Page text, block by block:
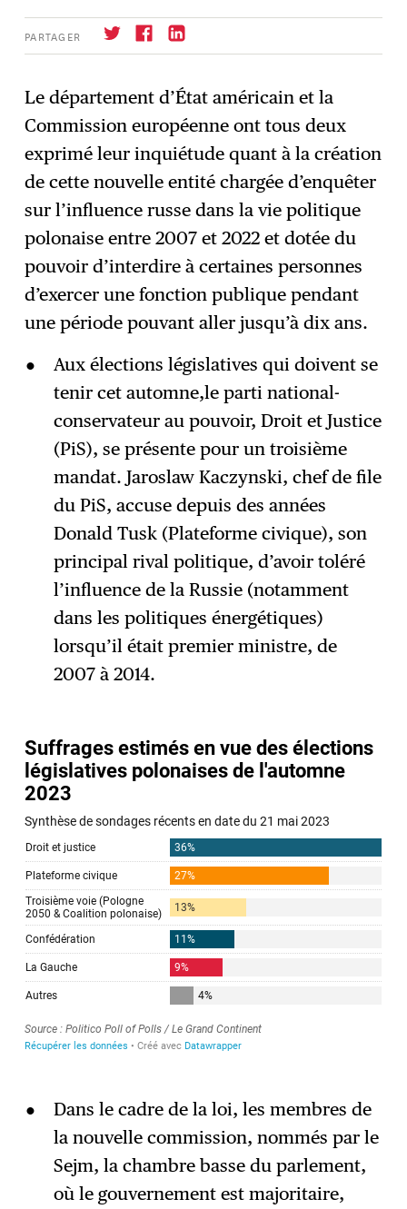
PARTAGER
→ S'abonner
Le département d’État américain et la
Commission européenne ont tous deux
exprimé leur inquiétude quant à la création
de cette nouvelle entité chargée d’enquêter
sur l’influence russe dans la vie politique
polonaise entre 2007 et 2022 et dotée du
pouvoir d’interdire à certaines personnes
d’exercer une fonction publique pendant
une période pouvant aller jusqu’à dix ans.
Aux élections législatives qui doivent se
tenir cet automne,le parti national-
conservateur au pouvoir, Droit et Justice
(PiS), se présente pour un troisième
mandat. Jaroslaw Kaczynski, chef de file
du PiS, accuse depuis des années
Donald Tusk (Plateforme civique), son
principal rival politique, d’avoir toléré
l’influence de la Russie (notamment
dans les politiques énergétiques)
lorsqu’il était premier ministre, de
2007 à 2014.
Dans le cadre de la loi, les membres de
la nouvelle commission, nommés par le
Sejm, la chambre basse du parlement,
où le gouvernement est majoritaire,